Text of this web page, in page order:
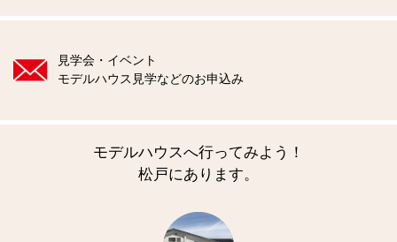
見学会・イベント
モデルハウス見学などのお申込み
モデルハウスへ行ってみよう！
松戸にあります。